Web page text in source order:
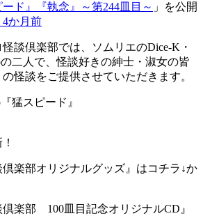
ド』『執念』～第244皿目～ 」を公開
4か月前
談倶楽部では、ソムリエのDice-K・
二人で、怪談好きの紳士・淑女の皆
怪談をご提供させていただきます。
猛スピード』
倶楽部オリジナルグッズ』はコチラ↓か
倶楽部 100皿目記念オリジナルCD』